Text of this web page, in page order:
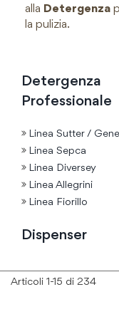
alla Detergenza
la pulizia.
Detergenza
Professionale
Linea Sutter /
Linea Sepca
Linea Diversey
Linea Allegrini
Linea Fiorillo
Dispenser
Articoli 1-15 di 234